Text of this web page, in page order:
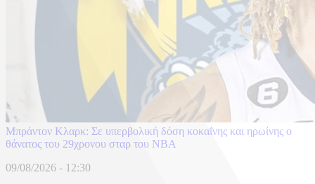
Μπράντον Κλαρκ: Σε υπερβολική δόση κοκαΐνης και ηρωίνης ο
θάνατος του 29χρονου σταρ του NBA
09/08/2026 - 12:30